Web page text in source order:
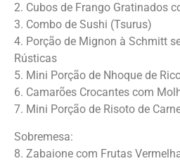
2. Cubos de Frango Gratinados
3. Combo de Sushi (Tsurus)
4. Porção de Mignon à Schmitt
Rústicas
5. Mini Porção de Nhoque de
6. Camarões Crocantes com
7. Mini Porção de Risoto de
Sobremesa:
8. Zabaione com Frutas